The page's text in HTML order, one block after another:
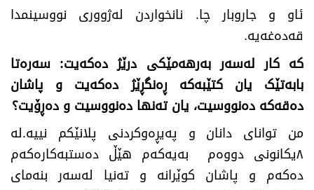
ئاو و جاروبار چا. نانخواردن لەژووری نووسینمدا
قەدەغەیە.
کە کار لەسەر بەرهەمێکی درێژ دەکەیت: سەرەتا
بابەتێک یان کتێبەکە ڕەنگڕێژ دەکەیت و پاشان
دەقەکە دەنووسیت، یان تەنها دەنووسیت و دەڕۆیت؟
من توانای دانان و پەیڕەوکردنی پلانێکم نییە.لە
۸یکانونی دووەم بەیەکەم هێڵ دەستبەکارەکەم
دەکەم و پاشان کوێرانە و تەنیا لەسەر بنەمای